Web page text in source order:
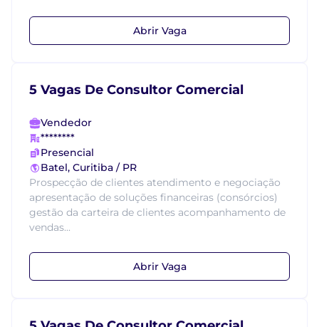
Abrir Vaga
5 Vagas De Consultor Comercial
Vendedor
********
Presencial
Batel, Curitiba / PR
Prospecção de clientes atendimento e negociação
apresentação de soluções financeiras (consórcios)
gestão da carteira de clientes acompanhamento de
vendas...
Abrir Vaga